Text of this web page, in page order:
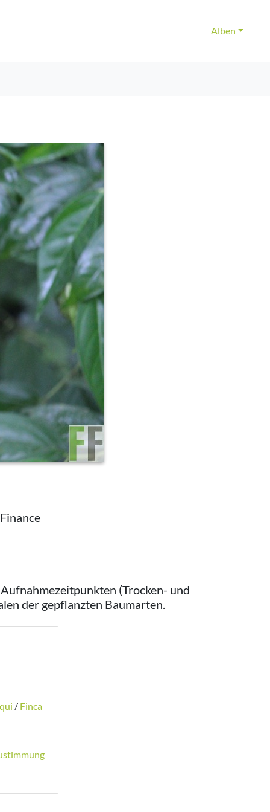
Alben
(Trocken- und
der gepflanzten Baumarten.
/ Finca